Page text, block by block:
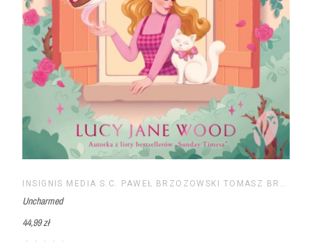
INSIGNIS MEDIA S.C. PAWEŁ BRZOZOWSKI TOMASZ BRZOZOWSKI
Uncharmed
44,99 zł